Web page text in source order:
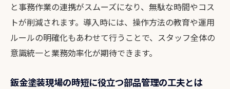
と事務作業の連携がスムーズになり、無駄な時間やコス
トが削減されます。導入時には、操作方法の教育や運用
ルールの明確化もあわせて行うことで、スタッフ全体の
意識統一と業務効率化が期待できます。
鈑金塗装現場の時短に役立つ部品管理の工夫とは